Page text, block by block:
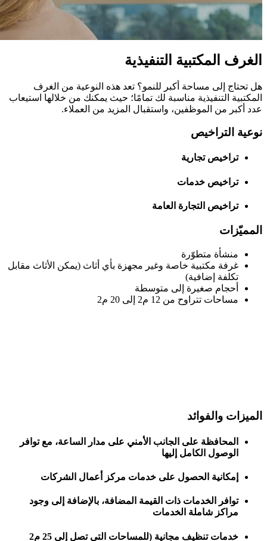
الغرف المكتبية التنفيذية
هل تحتاج إلى مساحة أكبر للنمو؟ تعد هذه النوعية من الغرف
المكتبية التنفيذية مناسبة لك تمامًا؛ حيث يمكنك من خلالها استيعاب
عدد أكبر من الموظفين، واستقبال المزيد من العملاء.
نوعية التراخيص
تراخيص تجارية
تراخيص خدمات
تراخيص التجارة العامة
المميّزات
منشأة متطوّرة
غرفة مكتبية خاصة وغير مجهزة بأي أثاث (يمكن الأثاث مقابل
تكلفة إضافية)
أحجام صغيرة إلى متوسطة
مساحات تتراوح من 12 م2 إلى 20 م2
الميزات والفوائد
المحافظة على الجانب الأمني على مدار الساعة، مع توافر
الوصول الكامل إليها
إمكانية الحصول على خدمات مركز أعمال الشركات
توافر الخدمات ذات القيمة المضافة، بالإضافة إلى وجود
مراكز شاملة الخدمات
خدمات تنظيف مجانية (للمساحات التي تصل إلى 25 م2